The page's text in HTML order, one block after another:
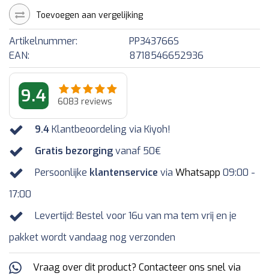
Toevoegen aan vergelijking
Artikelnummer:
PP343766S
EAN:
8718546652936
9.4 6083 reviews
9.4Klantbeoordeling via Kiyoh!
Gratis bezorgingvanaf 50€
Persoonlijke klantenservice via Whatsapp 09:00 -
17:00
Levertijd: Bestel voor 16u van ma tem vrij en je
pakket wordt vandaag nog verzonden
Vraag over dit product? Contacteer ons snel via